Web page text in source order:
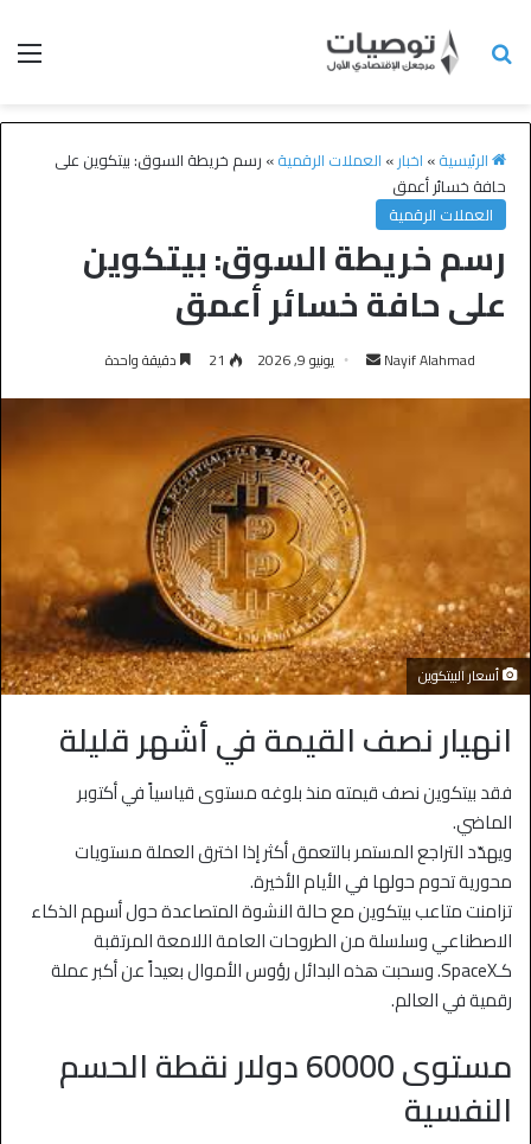
الرئيسية» اخبار» العملات الرقمية» رسم خريطة السوق: بيتكوين على
حافة خسائر أعمق
العملات الرقمية
رسم خريطة السوق: بيتكوين
على حافة خسائر أعمق
Nayif Alahmad يونيو 9, 2026 21 دقيقة واحدة
أسعار البيتكوين
انهيار نصف القيمة في أشهر قليلة
فقد بيتكوين نصف قيمته منذ بلوغه مستوى قياسياً في أكتوبر
الماضي.
ويهدّد التراجع المستمر بالتعمق أكثر إذا اخترق العملة مستويات
محورية تحوم حولها في الأيام الأخيرة.
تزامنت متاعب بيتكوين مع حالة النشوة المتصاعدة حول أسهم الذكاء
الاصطناعي وسلسلة من الطروحات العامة اللامعة المرتقبة
كـSpaceX. وسحبت هذه البدائل رؤوس الأموال بعيداً عن أكبر عملة
رقمية في العالم.
مستوى 60000 دولار نقطة الحسم
النفسية